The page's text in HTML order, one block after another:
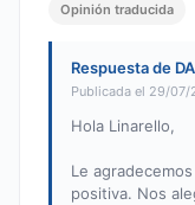
Opinión traducida
Respuesta de
Publicada el 29/07/
Hola Linarello,
Le
positiva. Nos